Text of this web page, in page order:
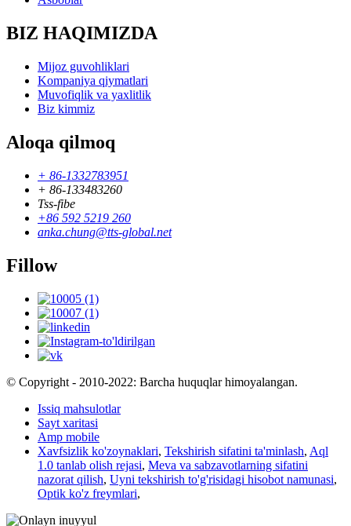
BIZ HAQIMIZDA
Mijoz guvohliklari
Kompaniya qiymatlari
Muvofiqlik va yaxlitlik
Biz kimmiz
Aloqa qilmoq
+ 86-1332783951
+ 86-133483260
Tss-fibe
+86 592 5219 260
anka.chung@tts-global.net
Fillow
© Copyright - 2010-2022: Barcha huquqlar himoyalangan.
Issiq mahsulotlar
Sayt xaritasi
Amp mobile
Xavfsizlik ko'zoynaklari, Tekshirish sifatini ta'minlash, Aql
1.0 tanlab olish rejasi, Meva va sabzavotlarning sifatini
nazorat qilish, Uyni tekshirish to'g'risidagi hisobot namunasi,
Optik ko'z freymlari,